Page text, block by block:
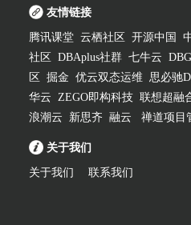
友情链接
腾讯课堂 云栖社区 开源中国
社区
DBAplus社群 七牛云
区
掘金 优云双态运维 思必驰
华云 ZEGO即构科技 联想超融
浪潮云
新思齐 融云 禅道项目
关于我们
关于我们 联系我们